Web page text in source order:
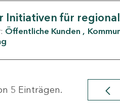
für
Öffentliche Kunden
5 Einträgen.